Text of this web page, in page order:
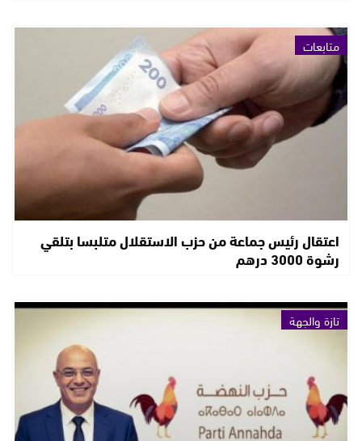
متابعات
اعتقال رئيس جماعة من حزب الاستقلال متلبسا بتلقي
رشوة 3000 درهم
تازة والجهة